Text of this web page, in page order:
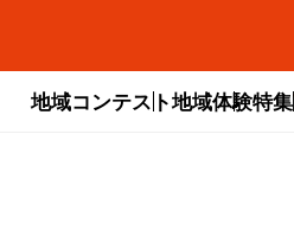
地域コンテスト地域体験特集